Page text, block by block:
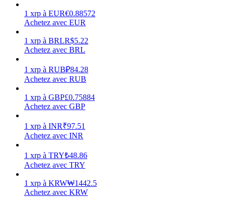
Gagner
Cochon de puissance
Gagnez quotidiennement des récompenses compétitives
1 xrp à EUR€0.88572
Achetez avec EUR
1 xrp à BRLR$5.22
Achetez avec BRL
1 xrp à RUB₽84.28
Achetez avec RUB
1 xrp à GBP£0.75884
Achetez avec GBP
1 xrp à INR₹97.51
Achetez avec INR
1 xrp à TRY₺48.86
Achetez avec TRY
1 xrp à KRW₩1442.5
Achetez avec KRW